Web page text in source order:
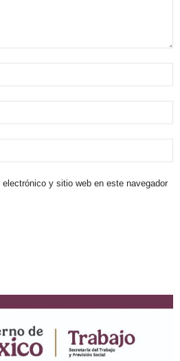
y sitio web en este navegador